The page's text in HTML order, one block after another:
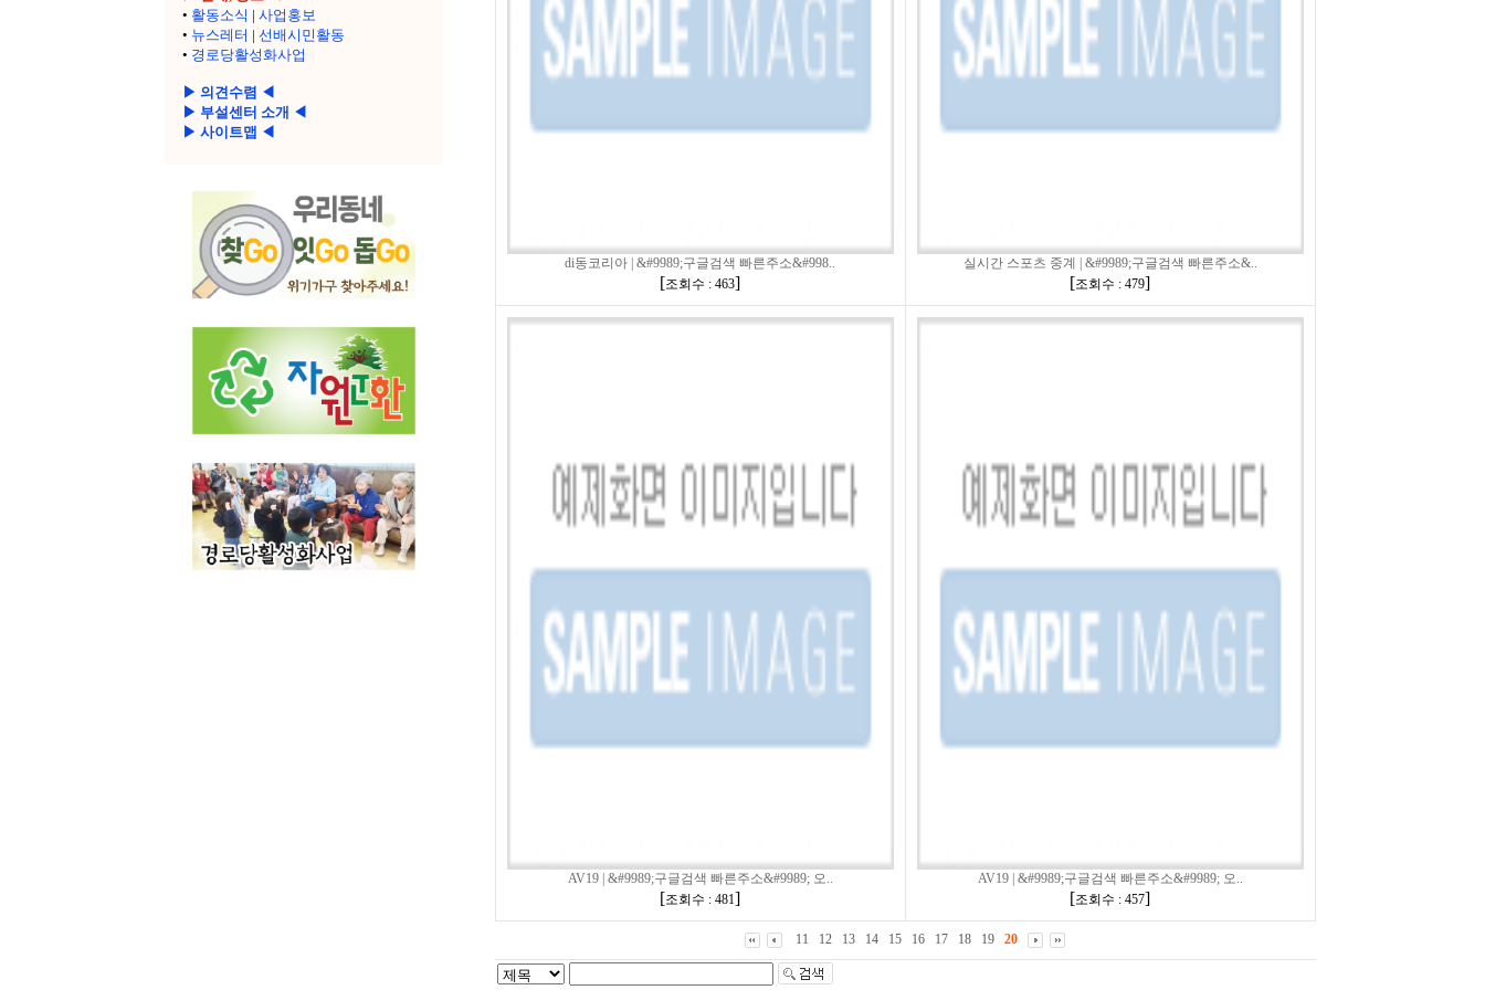
• 활동소식 | 사업홍보
• 뉴스레터 | 선배시민활동
• 경로당활성화사업
▶ 의견수렴 ◀
▶ 부설센터 소개 ◀
▶ 사이트맵 ◀
di동코리아 | &#9989;구글검색 빠른주소&#998..
[조회수 : 463]
실시간 스포츠 중계 | &#9989;구글검색 빠른주소&..
[조회수 : 479]
AV19 | &#9989;구글검색 빠른주소&#9989; 오..
[조회수 : 481]
AV19 | &#9989;구글검색 빠른주소&#9989; 오..
[조회수 : 457]
11 12 13 14 15 16 17 18 19 20